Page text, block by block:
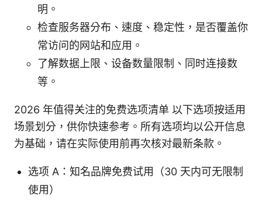
明。
检查服务器分布、速度、稳定性，是否覆盖你
常访问的网站和应用。
了解数据上限、设备数量限制、同时连接数
等。
2026 年值得关注的免费选项清单 以下选项按适用
场景划分，供你快速参考。所有选项均以公开信息
为基础，请在实际使用前再次核对最新条款。
选项 A：知名品牌免费试用（30 天内可无限制
使用）